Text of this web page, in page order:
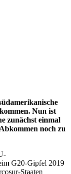
Nun ist
zunächst einmal
noch zu
G20-Gipfel 2019
Staaten